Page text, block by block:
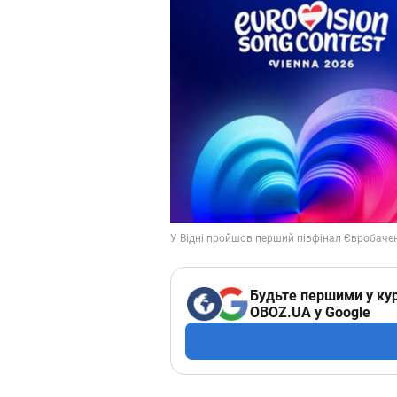
Будьте першими у
OBOZ.UA у Google